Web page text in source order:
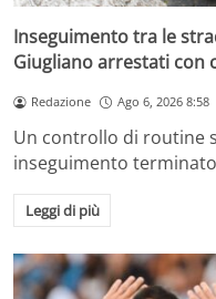
Inseguimento tra le
Giugliano arrestati con
Redazione Ago 6, 2026 8:58
Un controllo di routine
inseguimento
Leggi di più